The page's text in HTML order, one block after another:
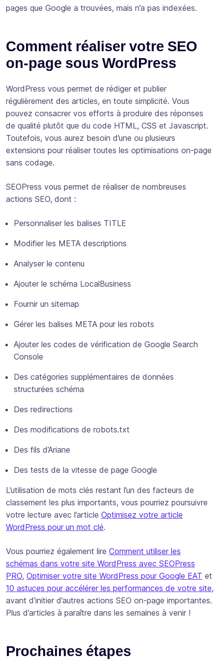
pages que Google a trouvées, mais n’a pas indexées.
Comment réaliser votre SEO
on-page sous WordPress
WordPress vous permet de rédiger et publier
régulièrement des articles, en toute simplicité. Vous
pouvez consacrer vos efforts à produire des réponses
de qualité plutôt que du code HTML, CSS et Javascript.
Toutefois, vous aurez besoin d’une ou plusieurs
extensions pour réaliser toutes les optimisations on-page
sans codage.
SEOPress vous permet de réaliser de nombreuses
actions SEO, dont :
Personnaliser les balises TITLE
Modifier les META descriptions
Analyser le contenu
Ajouter le schéma LocalBusiness
Fournir un sitemap
Gérer les balises META pour les robots
Ajouter les codes de vérification de Google Search
Console
Des catégories supplémentaires de données
structurées schéma
Des redirections
Des modifications de robots.txt
Des fils d’Ariane
Des tests de la vitesse de page Google
L’utilisation de mots clés restant l’un des facteurs de
classement les plus importants, vous pourriez poursuivre
votre lecture avec l’article Optimisez votre article
WordPress pour un mot clé.
Vous pourriez également lire Comment utiliser les
schémas dans votre site WordPress avec SEOPress
PRO, Optimiser votre site WordPress pour Google EAT et
10 astuces pour accélérer les performances de votre site,
avant d’initier d’autres actions SEO on-page importantes.
Plus d’articles à paraître dans les semaines à venir !
Prochaines étapes